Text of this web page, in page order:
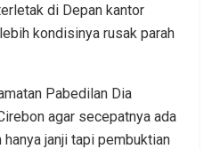
di Depan kantor
kondisinya rusak parah
Pabedilan Dia
agar secepatnya ada
janji tapi pembuktian